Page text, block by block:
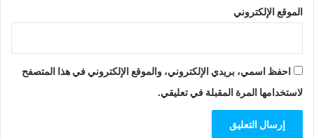
الموقع الإلكتروني
احفظ اسمي، بريدي الإلكتروني، والموقع الإلكتروني في هذا المتصفح
لاستخدامها المرة المقبلة في تعليقي.